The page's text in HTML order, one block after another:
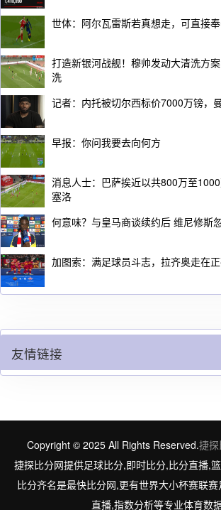
世体：阿尔瓦雷斯若真想走，可直接
打造新银河战舰！穆帅发动大清洗方
洗
记者：内托被切尔西标价7000万镑，
早报：你问我要去向何方
消息人士：巴萨挨近以共800万至
塞洛
何意味？与皇马商谈续约后 维尼修斯
加图索：满足球员斗志，拉齐奥走在
友情链接
Copyright © 2025 All Rights Reserved.捷
捷探比分网提供足球比分,即时比分,比分直播,
比分齐名是最快比分网,更有世界大小杯赛联
直播,指数分析等专业体育数